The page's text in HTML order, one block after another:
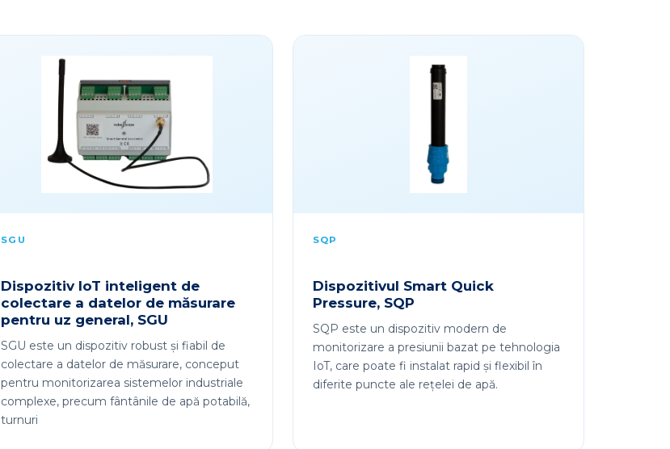
SGU
Dispozitiv IoT inteligent de
colectare a datelor de măsurare
pentru uz general, SGU
SGU este un dispozitiv robust și fiabil de
colectare a datelor de măsurare, conceput
pentru monitorizarea sistemelor industriale
complexe, precum fântânile de apă potabilă,
turnuri
SQP
Dispozitivul Smart Quick
Pressure, SQP
SQP este un dispozitiv modern de
monitorizare a presiunii bazat pe tehnologia
IoT, care poate fi instalat rapid și flexibil în
diferite puncte ale rețelei de apă.